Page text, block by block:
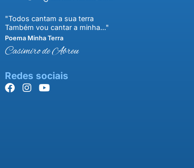
"Todos cantam a sua terra
Também vou cantar a minha..."
Poema Minha Terra
Casimiro de Abreu
Redes sociais